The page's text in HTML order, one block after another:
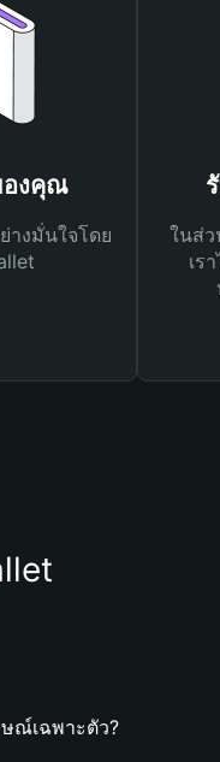
องคุณ
างมั่นใจโดย
ในส่
เร
ณ์เฉพาะตัว?